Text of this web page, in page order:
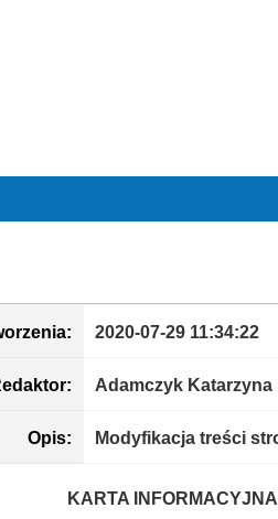
2020-07-29 11:34:22
Adamczyk Katarzyna
Opis: Modyfikacja treści
KARTA INFORMACYJNA